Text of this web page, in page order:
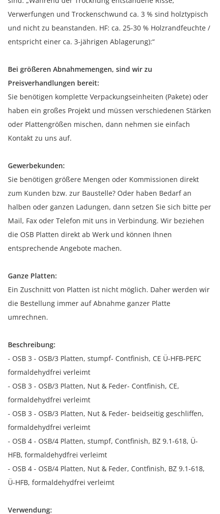
Verwerfungen und Trockenschwund ca. 3 % sind holztypisch
und nicht zu beanstanden. HF: ca. 25-30 % Holzrandfeuchte /
entspricht einer ca. 3-jährigen Ablagerung):“
Bei größeren Abnahmemengen, sind wir zu
Preisverhandlungen bereit:
Sie benötigen komplette Verpackungseinheiten (Pakete) oder
haben ein großes Projekt und müssen verschiedenen Stärken
oder Plattengrößen mischen, dann nehmen sie einfach
Kontakt zu uns auf.
Gewerbekunden:
Sie benötigen größere Mengen oder Kommissionen direkt
zum Kunden bzw. zur Baustelle? Oder haben Bedarf an
halben oder ganzen Ladungen, dann setzen Sie sich bitte per
Mail, Fax oder Telefon mit uns in Verbindung. Wir beziehen
die OSB Platten direkt ab Werk und können Ihnen
entsprechende Angebote machen.
Ganze Platten:
Ein Zuschnitt von Platten ist nicht möglich. Daher werden wir
die Bestellung immer auf Abnahme ganzer Platte
umrechnen.
Beschreibung:
- OSB 3 - OSB/3 Platten, stumpf- Contfinish, CE Ü-HFB-PEFC
formaldehydfrei verleimt
- OSB 3 - OSB/3 Platten, Nut & Feder- Contfinish, CE,
formaldehydfrei verleimt
- OSB 3 - OSB/3 Platten, Nut & Feder- beidseitig geschliffen,
formaldehydfrei verleimt
- OSB 4 - OSB/4 Platten, stumpf, Contfinish, BZ 9.1-618, Ü-
HFB, formaldehydfrei verleimt
- OSB 4 - OSB/4 Platten, Nut & Feder, Contfinish, BZ 9.1-618,
Ü-HFB, formaldehydfrei verleimt
Verwendung: